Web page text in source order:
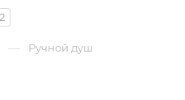
2
— Ручной душ